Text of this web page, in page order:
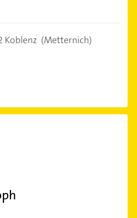
Koblenz (Metternich)